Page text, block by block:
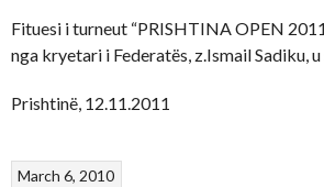
Fituesi i turneut “PRISHTINA OPEN
nga kryetari i Federatës, z.Ismail Sadiku,
Prishtinë, 12.11.2011
March 6, 2010